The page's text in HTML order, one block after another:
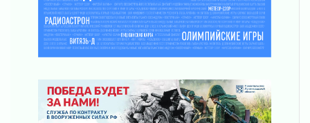
Шесть новых жизней в честь дня рождения
Ленинградской области
03 августа 2026
Уроки безопасности для детей и взрослых
Ленобласть отмечает День Воздушно-
десантных войск
02 августа 2026